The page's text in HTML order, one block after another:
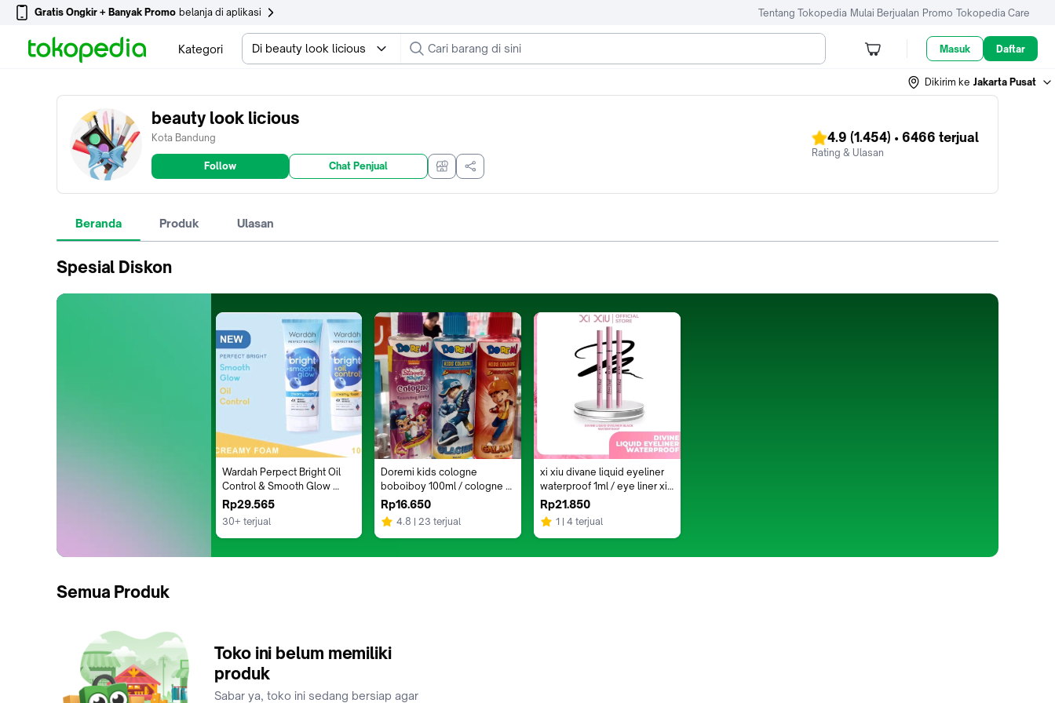
Gratis Ongkir + Banyak Promo belanja di aplikasi Tentang Tokopedia Mulai Berjualan Promo Tokopedia Care
Kategori Di beauty look licious Masuk Daftar
Dikirim ke Jakarta Pusat
beauty look licious
Kota Bandung
Follow Chat Penjual
4.9 (1.454) • 6466 terjual
Rating & Ulasan
Beranda Produk Ulasan
Spesial Diskon
Wardah Perpect Bright Oil
Control & Smooth Glow
100ml / Facial Wash /
Rp29.565
30+ terjual
Doremi kids cologne
boboiboy 100ml / cologne
Doremi / cologne anak
Rp16.650
4.8 23 terjual
xi xiu divane liquid eyeliner
waterproof 1ml / eye liner xi
xiu
Rp21.850
1 4 terjual
Semua Produk
Toko ini belum memiliki
produk
Sabar ya, toko ini sedang bersiap agar